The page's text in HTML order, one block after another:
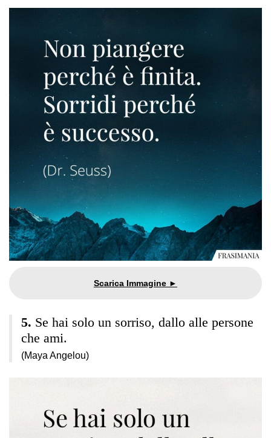
Se hai solo un sorriso, dallo alle persone
che ami.
(Maya Angelou)